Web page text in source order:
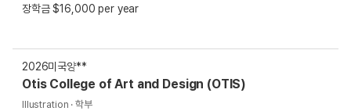
장학금 $16,000 per year
2026미국양**
Otis College of Art and Design (OTIS)
Illustration · 학부